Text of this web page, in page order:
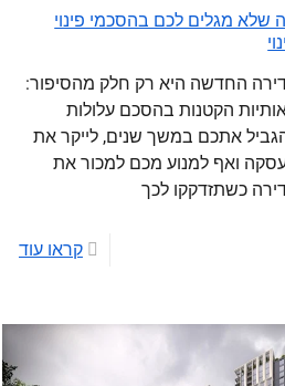
שלא מגלים לכם בהסכמי פינוי
החדשה היא רק חלק מהסיפור:
הקטנות בהסכם עלולות
אתכם במשך שנים, לייקר את
ואף למנוע מכם למכור את
כשתזדקקו לכך
קראו עוד